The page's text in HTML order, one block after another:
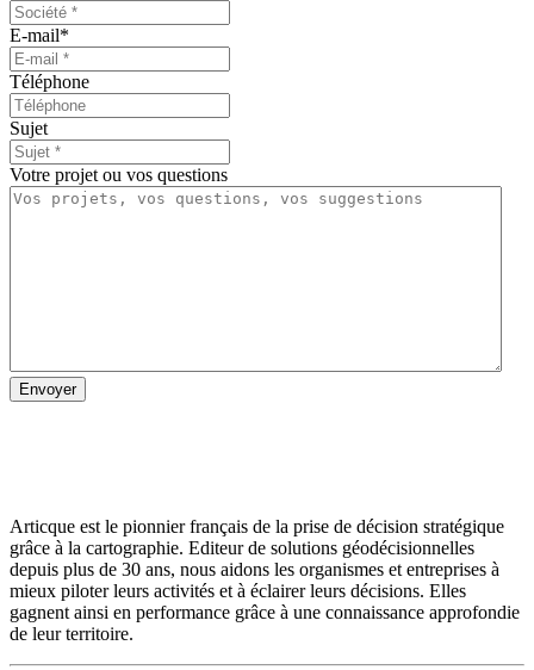
E-mail*
Téléphone
Sujet
Votre projet ou vos questions
Articque est le pionnier français de la prise de décision stratégique
grâce à la cartographie. Editeur de solutions géodécisionnelles
depuis plus de 30 ans, nous aidons les organismes et entreprises à
mieux piloter leurs activités et à éclairer leurs décisions. Elles
gagnent ainsi en performance grâce à une connaissance approfondie
de leur territoire.